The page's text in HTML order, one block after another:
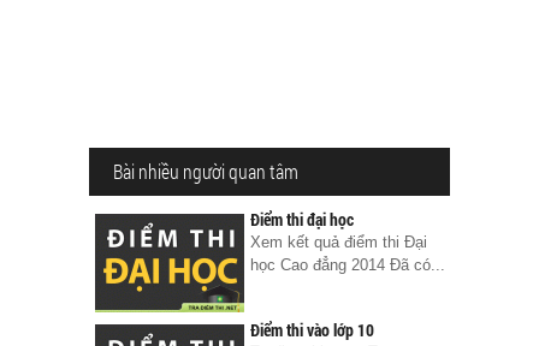
Bài nhiều người quan tâm
Điểm thi đại học
Xem kết quả điểm thi Đại
học Cao đẳng 2014 Đã có...
Điểm thi vào lớp 10